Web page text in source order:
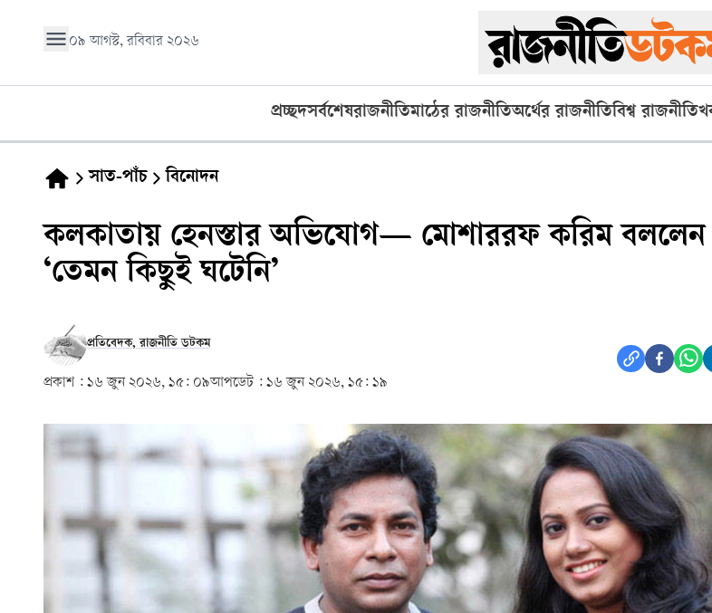
০৯ আগস্ট, রবিবার ২০২৬
প্রচ্ছদসর্বশেষরাজনীতিমাঠের রাজনীতিঅর্থের রাজনীতিবিশ্ব রাজনীতি
সাত-পাঁচ বিনোদন
কলকাতায় হেনস্তার অভিযোগ— মোশাররফ করিম বললেন
‘তেমন কিছুই ঘটেনি’
প্রতিবেদক, রাজনীতি ডটকম
প্রকাশ : ১৬ জুন ২০২৬, ১৫: ০৯আপডেট : ১৬ জুন ২০২৬, ১৫: ১৯